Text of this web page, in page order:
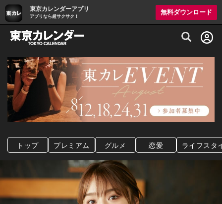
東京カレンダーアプリ
アプリなら超サクサク！
無料ダウンロード
グルメ情報・プレミアムレストラン予約
トップ プレミアム グルメ 恋愛 ライフスタ